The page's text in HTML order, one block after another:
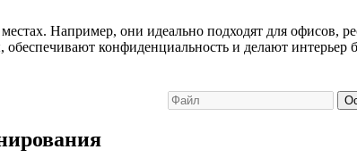
Например, они идеально подходят для офисов,
конфиденциальность и делают